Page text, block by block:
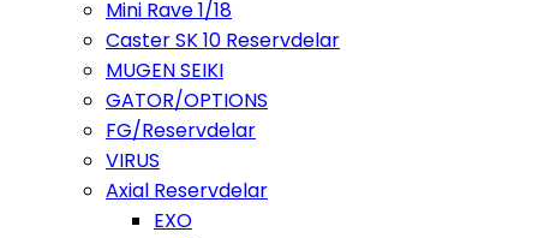
Mini Rave 1/18
Caster SK 10 Reservdelar
MUGEN SEIKI
GATOR/OPTIONS
FG/Reservdelar
VIRUS
Axial Reservdelar
EXO